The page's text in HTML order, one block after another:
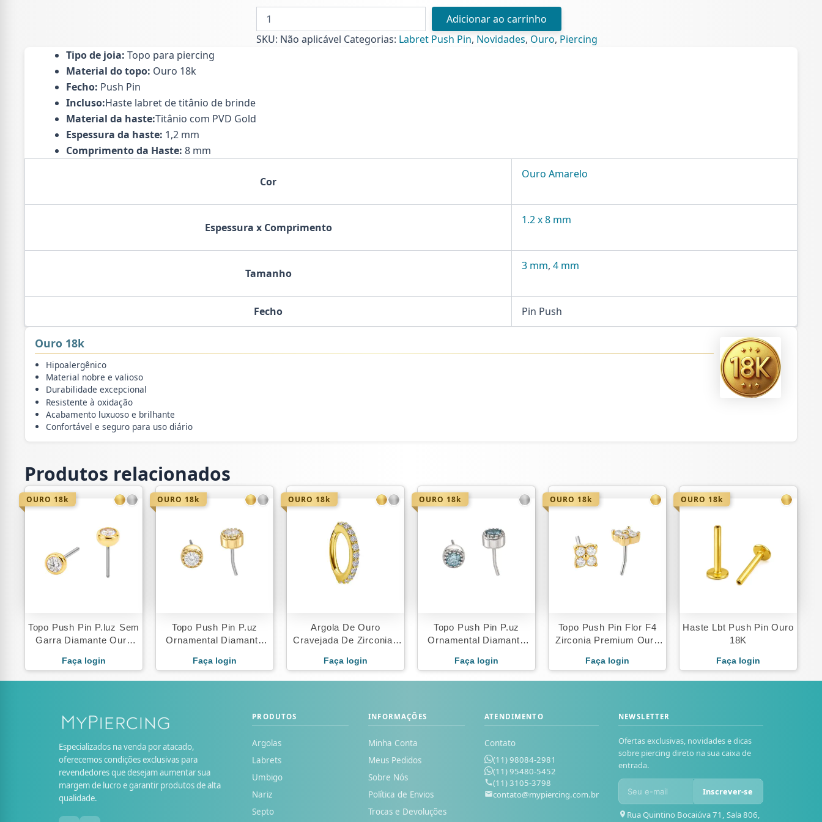
Ouro
18k
quantidade
Adicionar ao carrinho
SKU: Não aplicável Categorias: Labret Push Pin, Novidades, Ouro, Piercing
Tipo de joia: Topo para piercing
Material do topo: Ouro 18k
Fecho: Push Pin
Incluso:Haste labret de titânio de brinde
Material da haste:Titânio com PVD Gold
Espessura da haste: 1,2 mm
Comprimento da Haste: 8 mm
Cor
Ouro Amarelo
Espessura x Comprimento
1.2 x 8 mm
Tamanho
3 mm, 4 mm
Fecho Pin Push
Ouro 18k
Hipoalergênico
Material nobre e valioso
Durabilidade excepcional
Resistente à oxidação
Acabamento luxuoso e brilhante
Confortável e seguro para uso diário
Produtos relacionados
OURO 18k
Topo Push Pin P.luz Sem
Garra Diamante Ouro
Faça login
OURO 18k
Topo Push Pin P.uz
Ornamental Diamante
Faça login
OURO 18k
Argola De Ouro
Cravejada De Zirconias
Faça login
OURO 18k
Topo Push Pin P.uz
Ornamental Diamante
Faça login
OURO 18k
Topo Push Pin Flor F4
Zirconia Premium Ouro
Faça login
OURO 18k
Haste Lbt Push Pin Ouro
18K
Faça login
Especializados na venda por atacado,
oferecemos condições exclusivas para
revendedores que desejam aumentar sua
margem de lucro e garantir produtos de alta
qualidade.
PRODUTOS
Argolas
Labrets
Umbigo
Nariz
Septo
INFORMAÇÕES
Minha Conta
Meus Pedidos
Sobre Nós
Política de Envios
Trocas e Devoluções
ATENDIMENTO
Contato
(11) 98084-2981
(11) 95480-5452
(11) 3105-3798
contato@mypiercing.com.br
NEWSLETTER
Ofertas exclusivas, novidades e dicas
sobre piercing direto na sua caixa de
entrada.
Inscrever-se
Rua Quintino Bocaiúva 71, Sala 806,